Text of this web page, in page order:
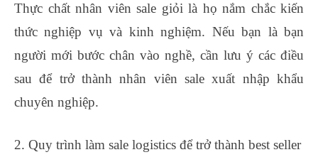
Thực chất nhân viên sale giỏi là họ nắm chắc kiến
thức nghiệp vụ và kinh nghiệm. Nếu bạn là bạn
người mới bước chân vào nghề, cần lưu ý các điều
sau để trở thành nhân viên sale xuất nhập khẩu
chuyên nghiệp.
2. Quy trình làm sale logistics để trở thành best seller